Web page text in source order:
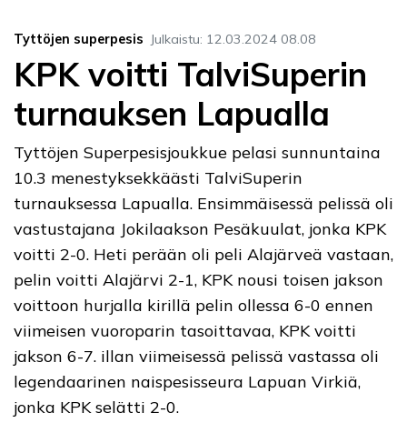
Tyttöjen superpesis Julkaistu: 12.03.2024 08.08
KPK voitti TalviSuperin
turnauksen Lapualla
Tyttöjen Superpesisjoukkue pelasi sunnuntaina
10.3 menestyksekkäästi TalviSuperin
turnauksessa Lapualla. Ensimmäisessä pelissä oli
vastustajana Jokilaakson Pesäkuulat, jonka KPK
voitti 2-0. Heti perään oli peli Alajärveä vastaan,
pelin voitti Alajärvi 2-1, KPK nousi toisen jakson
voittoon hurjalla kirillä pelin ollessa 6-0 ennen
viimeisen vuoroparin tasoittavaa, KPK voitti
jakson 6-7. illan viimeisessä pelissä vastassa oli
legendaarinen naispesisseura Lapuan Virkiä,
jonka KPK selätti 2-0.